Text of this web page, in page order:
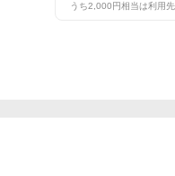
うち2,000円相当は利用